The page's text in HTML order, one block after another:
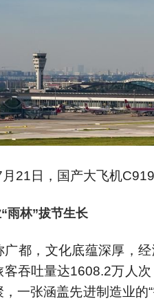
21日，国产大飞机
雨林”拔节生长
广都，文化底蕴深厚，
客吞吐量达1608.2万人
，一张涵盖先进制造业